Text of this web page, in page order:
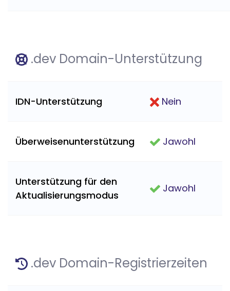
.dev Domain-Unterstützung
IDN-Unterstützung Nein
Überweisenunterstützung Jawohl
Unterstützung für den
Aktualisierungsmodus
Jawohl
.dev Domain-Registrierzeiten